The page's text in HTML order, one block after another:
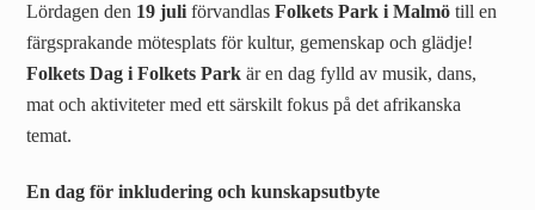
Lördagen den 19 juli förvandlasFolkets Park i Malmö till en
färgsprakande mötesplats för kultur, gemenskap och glädje!
Folkets Dag i Folkets Park är en dag fylld av musik, dans,
mat och aktiviteter med ett särskilt fokus på det afrikanska
temat.
En dag för inkludering och kunskapsutbyte